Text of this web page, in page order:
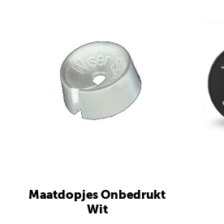
Maatdopjes Onbedrukt
Wit